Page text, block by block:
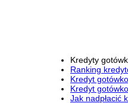
Kredyty
Ranking
Kredyt
Kredyt
Jak nadpłacić